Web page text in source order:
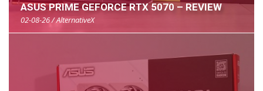
ASUS PRIME GEFORCE RTX 5070 – REVIEW
02-08-26 / AlternativeX